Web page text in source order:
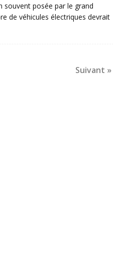
posée par le grand
de véhicules électriques devrait
Suivant »